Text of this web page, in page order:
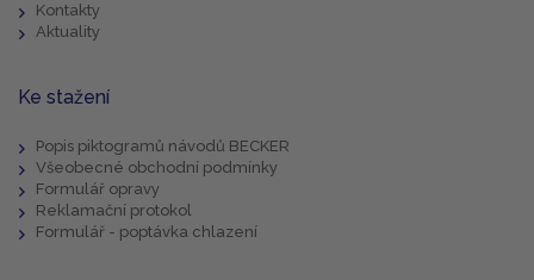
Kontakty
Aktuality
Ke stažení
Popis piktogramů návodů BECKER
Všeobecné obchodní podmínky
Formulář opravy
Reklamační protokol
Formulář - poptávka chlazení